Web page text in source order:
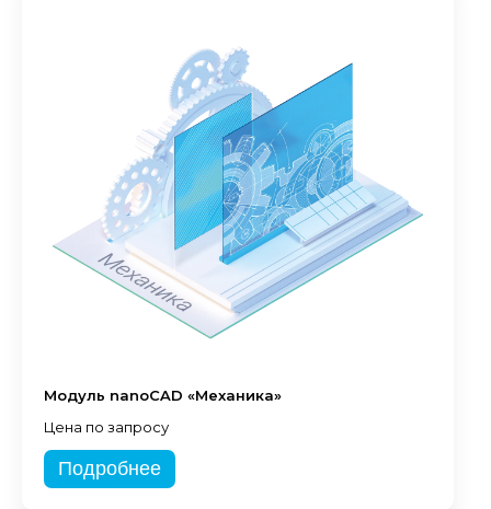
Модуль nanoCAD «Механика»
Цена по запросу
Подробнее